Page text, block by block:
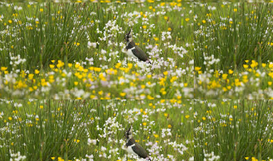
20200628_222245(0)